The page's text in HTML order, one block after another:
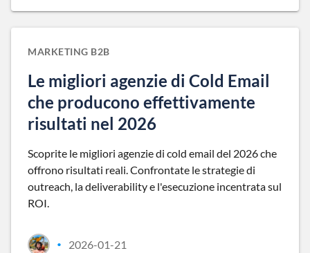
MARKETING B2B
Le migliori agenzie di Cold Email
che producono effettivamente
risultati nel 2026
Scoprite le migliori agenzie di cold email del 2026 che
offrono risultati reali. Confrontate le strategie di
outreach, la deliverability e l'esecuzione incentrata sul
ROI.
• 2026-01-21